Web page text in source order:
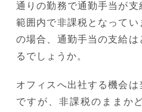
通りの勤務で通勤手当が
範囲内で非課税となって
の場合、通勤手当の支給
るでしょうか。
オフィスへ出社する機会
ですが、非課税のままか